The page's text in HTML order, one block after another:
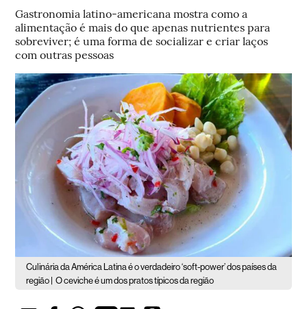
Gastronomia latino-americana mostra como a
alimentação é mais do que apenas nutrientes para
sobreviver; é uma forma de socializar e criar laços
com outras pessoas
Culinária da América Latina é o verdadeiro ‘soft-power’ dos países da
região |
O ceviche é um dos pratos típicos da região